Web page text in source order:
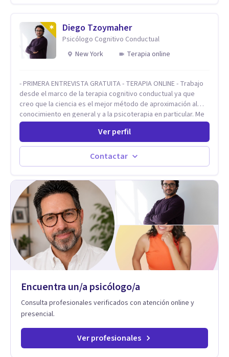
apoyo que necesitas para avanzar con fuerza y sintiéndote
mejor en tu presente.
Diego Tzoymaher
Psicólogo Cognitivo Conductual
New York
Terapia online
- PRIMERA ENTREVISTA GRATUITA - TERAPIA ONLINE - Trabajo
desde el marco de la terapia cognitivo conductual ya que
creo que la ciencia es el mejor método de aproximación al
conocimiento en general y a la psicoterapia en particular. Me
interesan los procesos de cambio conductual por los que una
persona pueda alcanzar sus objetivos, transitando,
aceptando y modificando sus patrones cognitivos y
emocionales. Abordo patologías específicas como trastornos
de ansiedad y del ánimo, y también crisis vitales y procesos
Ver perfil
Contactar
Encuentra un/a psicólogo/a
Consulta profesionales verificados con atención online y
presencial.
Ver profesionales